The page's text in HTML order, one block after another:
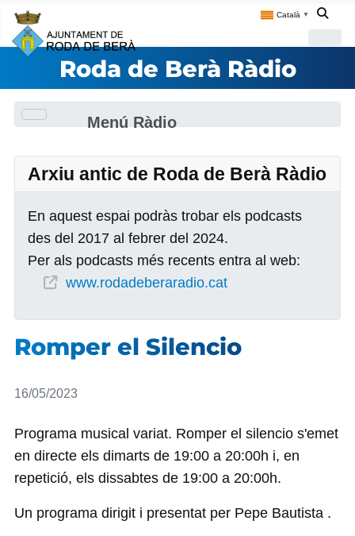
Català ▼
Roda de Berà Ràdio
Menú Ràdio
Arxiu antic de Roda de Berà Ràdio
En aquest espai podràs trobar els podcasts
des del 2017 al febrer del 2024.
Per als podcasts més recents entra al web:
www.rodadeberaradio.cat
Romper el Silencio
Detalls
16/05/2023
Programa musical variat. Romper el silencio s'emet
en directe els dimarts de 19:00 a 20:00h i, en
repetició, els dissabtes de 19:00 a 20:00h.
Un programa dirigit i presentat per Pepe Bautista .